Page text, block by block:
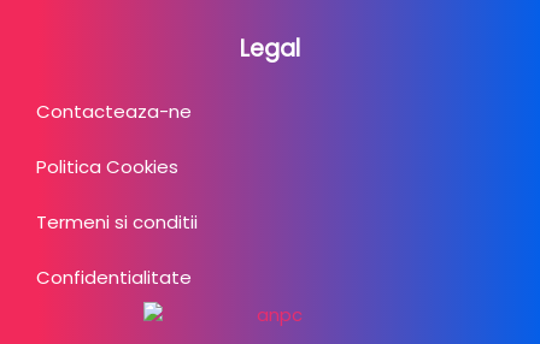
Legal
Contacteaza-ne
Politica Cookies
Termeni si conditii
Confidentialitate